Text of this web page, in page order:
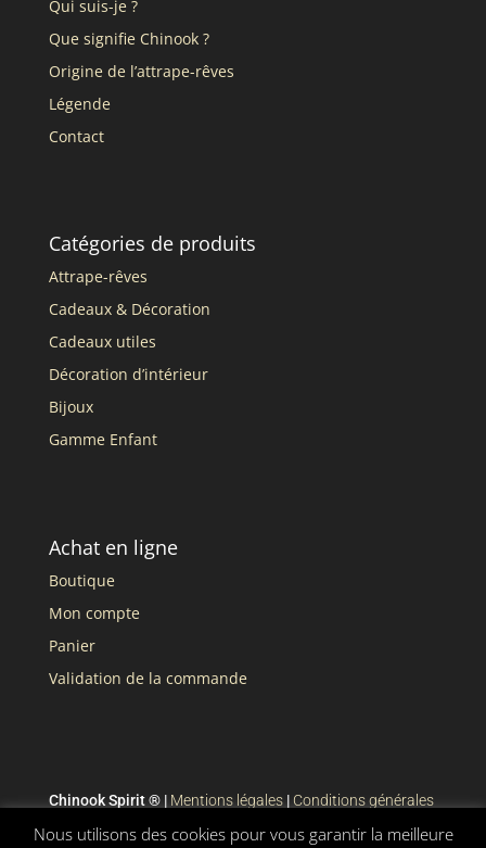
Qui suis-je ?
Que signifie Chinook ?
Origine de l’attrape-rêves
Légende
Contact
Catégories de produits
Attrape-rêves
Cadeaux & Décoration
Cadeaux utiles
Décoration d’intérieur
Bijoux
Gamme Enfant
Achat en ligne
Boutique
Mon compte
Panier
Validation de la commande
Chinook Spirit ® | Mentions légales| Conditions générales
de vente
Nous utilisons des cookies pour vous garantir la meilleure